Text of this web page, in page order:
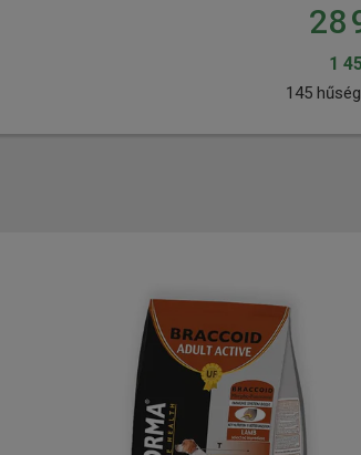
28
1
145